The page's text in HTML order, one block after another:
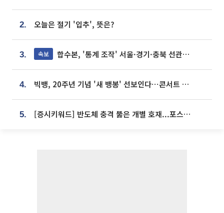
2. 오늘은 절기 '입추', 뜻은?
3. 속보 합수본, '통계 조작' 서울·경기·충북 선관위 등 추가 압수수색
4. 빅뱅, 20주년 기념 '새 뱅봉' 선보인다⋯콘서트 앞두고 팝업 개최
5. [증시키워드] 반도체 충격 뚫은 개별 호재...포스코퓨처엠·에코프로·한화솔루션 '눈길'